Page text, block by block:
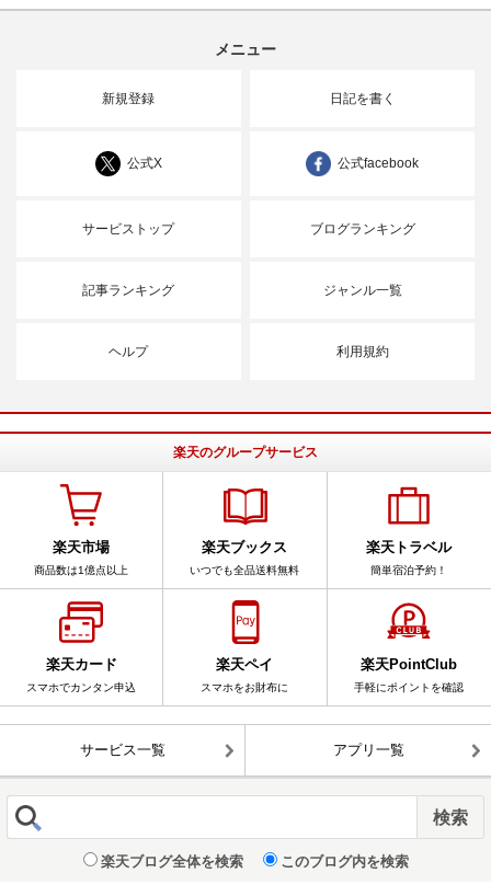
メニュー
新規登録 日記を書く
公式X 公式facebook
サービストップ ブログランキング
記事ランキング ジャンル一覧
ヘルプ 利用規約
楽天のグループサービス
楽天市場
商品数は1億点以上
楽天ブックス
いつでも全品送料無料
楽天トラベル
簡単宿泊予約！
楽天カード
スマホでカンタン申込
楽天ペイ
スマホをお財布に
楽天PointClub
手軽にポイントを確認
サービス一覧 アプリ一覧
楽天ブログ全体を検索 このブログ内を検索